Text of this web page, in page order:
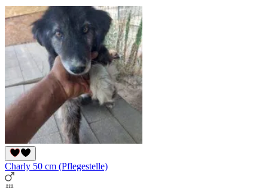
Charly 50 cm (Pflegestelle)